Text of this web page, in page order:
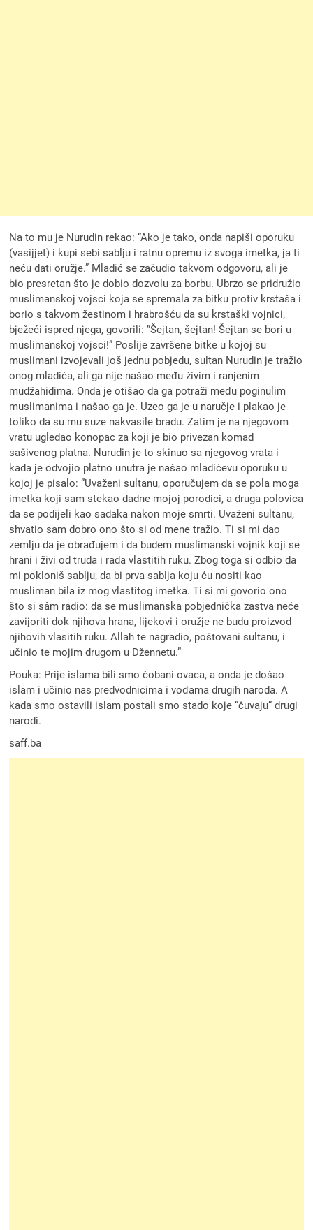
Na to mu je Nurudin rekao: ”Ako je tako, onda napiši oporuku
(vasijjet) i kupi sebi sablju i ratnu opremu iz svoga imetka, ja ti
neću dati oružje.” Mladić se začudio takvom odgovoru, ali je
bio presretan što je dobio dozvolu za borbu. Ubrzo se pridružio
muslimanskoj vojsci koja se spremala za bitku protiv krstaša i
borio s takvom žestinom i hrabrošću da su krstaški vojnici,
bježeći ispred njega, govorili: ”Šejtan, šejtan! Šejtan se bori u
muslimanskoj vojsci!” Poslije završene bitke u kojoj su
muslimani izvojevali još jednu pobjedu, sultan Nurudin je tražio
onog mladića, ali ga nije našao među živim i ranjenim
mudžahidima. Onda je otišao da ga potraži među poginulim
muslimanima i našao ga je. Uzeo ga je u naručje i plakao je
toliko da su mu suze nakvasile bradu. Zatim je na njegovom
vratu ugledao konopac za koji je bio privezan komad
sašivenog platna. Nurudin je to skinuo sa njegovog vrata i
kada je odvojio platno unutra je našao mladićevu oporuku u
kojoj je pisalo: ”Uvaženi sultanu, oporučujem da se pola moga
imetka koji sam stekao dadne mojoj porodici, a druga polovica
da se podijeli kao sadaka nakon moje smrti. Uvaženi sultanu,
shvatio sam dobro ono što si od mene tražio. Ti si mi dao
zemlju da je obrađujem i da budem muslimanski vojnik koji se
hrani i živi od truda i rada vlastitih ruku. Zbog toga si odbio da
mi pokloniš sablju, da bi prva sablja koju ću nositi kao
musliman bila iz mog vlastitog imetka. Ti si mi govorio ono
što si sâm radio: da se muslimanska pobjednička zastva neće
zavijoriti dok njihova hrana, lijekovi i oružje ne budu proizvod
njihovih vlasitih ruku. Allah te nagradio, poštovani sultanu, i
učinio te mojim drugom u Džennetu.”
Pouka: Prije islama bili smo čobani ovaca, a onda je došao
islam i učinio nas predvodnicima i vođama drugih naroda. A
kada smo ostavili islam postali smo stado koje ”čuvaju” drugi
narodi.
saff.ba